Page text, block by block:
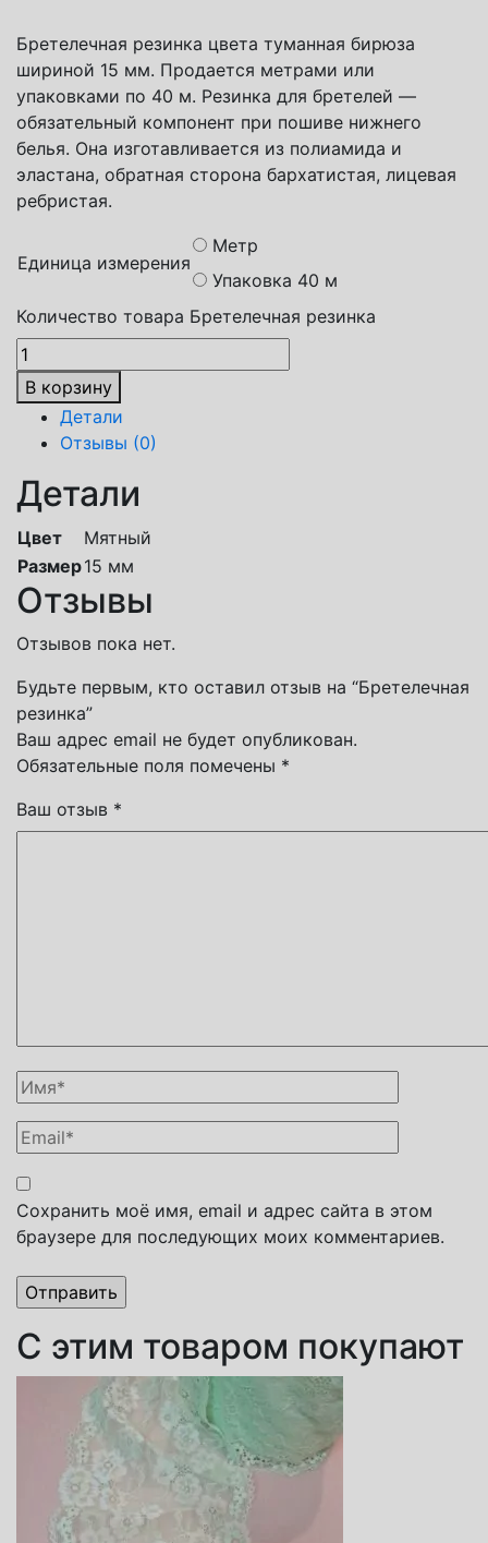
Бретелечная резинка цвета туманная бирюза
шириной 15 мм. Продается метрами или
упаковками по 40 м. Резинка для бретелей —
обязательный компонент при пошиве нижнего
белья. Она изготавливается из полиамида и
эластана, обратная сторона бархатистая, лицевая
ребристая.
Единица измерения
Метр
Упаковка 40 м
Количество товара Бретелечная резинка
В корзину
Детали
Отзывы (0)
Детали
Цвет
Мятный
Размер15 мм
Отзывы
Отзывов пока нет.
Будьте первым, кто оставил отзыв на “Бретелечная
резинка”
Ваш адрес email не будет опубликован.
Обязательные поля помечены *
Ваш отзыв *
Сохранить моё имя, email и адрес сайта в этом
браузере для последующих моих комментариев.
С этим товаром покупают